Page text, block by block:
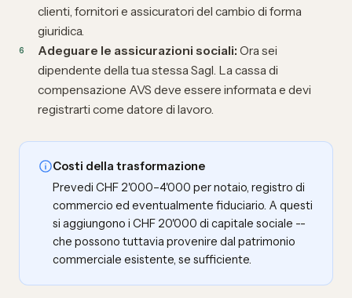
clienti, fornitori e assicuratori del cambio di forma
giuridica.
Adeguare le assicurazioni sociali: Ora sei
dipendente della tua stessa Sagl. La cassa di
compensazione AVS deve essere informata e devi
registrarti come datore di lavoro.
Costi della trasformazione
Prevedi CHF 2'000–4'000 per notaio, registro di
commercio ed eventualmente fiduciario. A questi
si aggiungono i CHF 20'000 di capitale sociale --
che possono tuttavia provenire dal patrimonio
commerciale esistente, se sufficiente.